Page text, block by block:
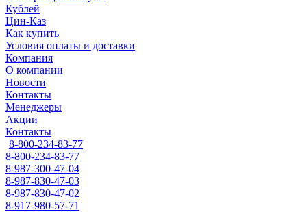
Кублей
Цин-Каз
Как купить
Условия оплаты и доставки
Компания
О компании
Новости
Контакты
Менеджеры
Акции
Контакты
8-800-234-83-77
8-800-234-83-77
8-987-300-47-04
8-987-830-47-03
8-987-830-47-02
8-917-980-57-71